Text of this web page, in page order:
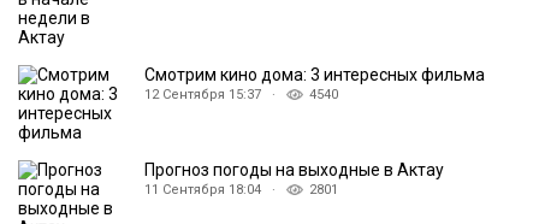
Смотрим кино дома: 3 интересных фильма
12 Сентября 15:37 · 4540
Прогноз погоды на выходные в Актау
11 Сентября 18:04 · 2801